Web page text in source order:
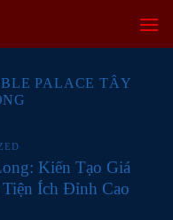
PALACE TÂY
Kiến Tạo Giá
Ích Đỉnh Cao